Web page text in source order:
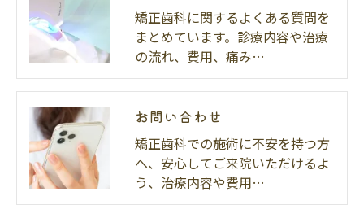
矯正歯科に関するよくある質問を
まとめています。診療内容や治療
の流れ、費用、痛み…
お問い合わせ
矯正歯科での施術に不安を持つ方
へ、安心してご来院いただけるよ
う、治療内容や費用…